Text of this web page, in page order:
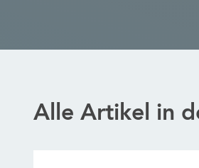
Alle Artikel in